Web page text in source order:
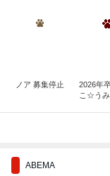
ノア 募集停止
2026年
こ☆うみ 正式譲
ABEMA